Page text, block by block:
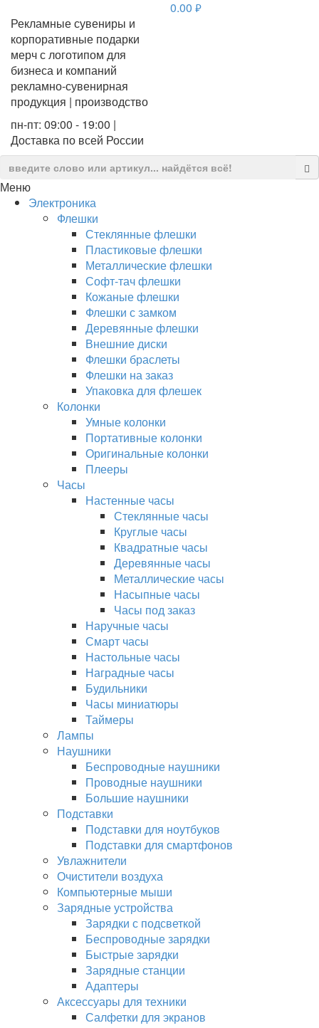
Рекламные сувениры и
корпоративные подарки
мерч с логотипом для
бизнеса и компаний
рекламно-сувенирная
продукция | производство
пн-пт: 09:00 - 19:00 |
Доставка по всей России
0.00 руб.
Меню
Электроника
Флешки
Стеклянные флешки
Пластиковые флешки
Металлические флешки
Софт-тач флешки
Кожаные флешки
Флешки с замком
Деревянные флешки
Внешние диски
Флешки браслеты
Флешки на заказ
Упаковка для флешек
Колонки
Умные колонки
Портативные колонки
Оригинальные колонки
Плееры
Часы
Настенные часы
Стеклянные часы
Круглые часы
Квадратные часы
Деревянные часы
Металлические часы
Насыпные часы
Часы под заказ
Наручные часы
Смарт часы
Настольные часы
Наградные часы
Будильники
Часы миниатюры
Таймеры
Лампы
Наушники
Беспроводные наушники
Проводные наушники
Большие наушники
Подставки
Подставки для ноутбуков
Подставки для смартфонов
Увлажнители
Очистители воздуха
Компьютерные мыши
Зарядные устройства
Зарядки с подсветкой
Беспроводные зарядки
Быстрые зарядки
Зарядные станции
Адаптеры
Аксессуары для техники
Салфетки для экранов